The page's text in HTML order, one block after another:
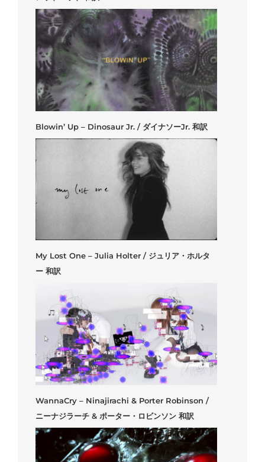
Blowin’ Up – Dinosaur Jr. / ダイナソーJr. 和訳
My Lost One – Julia Holter / ジュリア・ホルタ
ー 和訳
WannaCry – Ninajirachi & Porter Robinson /
ニーナジラーチ & ポーター・ロビンソン 和訳